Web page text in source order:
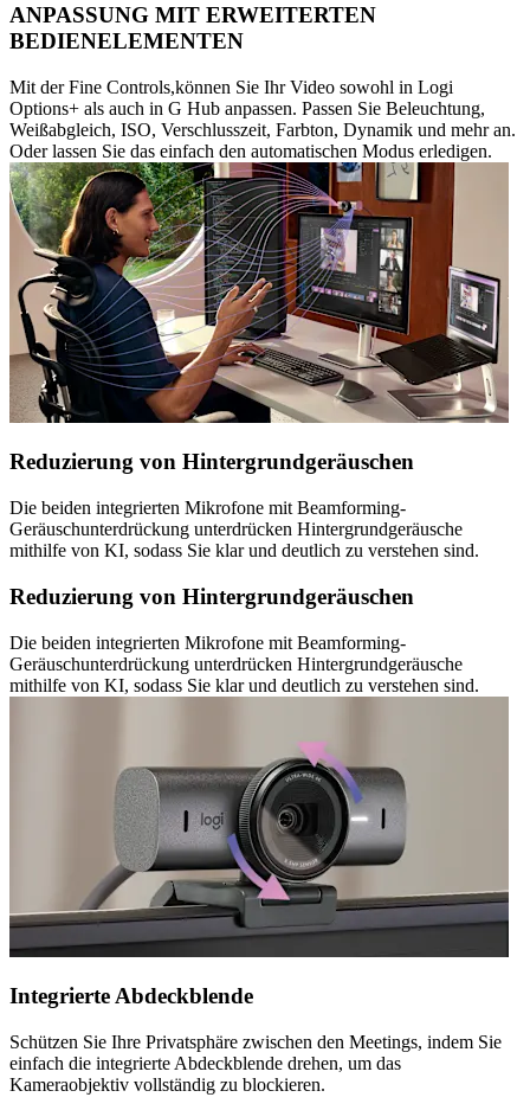
ANPASSUNG MIT ERWEITERTEN
BEDIENELEMENTEN
Mit der Fine Controls,können Sie Ihr Video sowohl in Logi
Options+ als auch in G Hub anpassen. Passen Sie Beleuchtung,
Weißabgleich, ISO, Verschlusszeit, Farbton, Dynamik und mehr an.
Oder lassen Sie das einfach den automatischen Modus erledigen.
Reduzierung von Hintergrundgeräuschen
Die beiden integrierten Mikrofone mit Beamforming-
Geräuschunterdrückung unterdrücken Hintergrundgeräusche
mithilfe von KI, sodass Sie klar und deutlich zu verstehen sind.
Reduzierung von Hintergrundgeräuschen
Die beiden integrierten Mikrofone mit Beamforming-
Geräuschunterdrückung unterdrücken Hintergrundgeräusche
mithilfe von KI, sodass Sie klar und deutlich zu verstehen sind.
Integrierte Abdeckblende
Schützen Sie Ihre Privatsphäre zwischen den Meetings, indem Sie
einfach die integrierte Abdeckblende drehen, um das
Kameraobjektiv vollständig zu blockieren.